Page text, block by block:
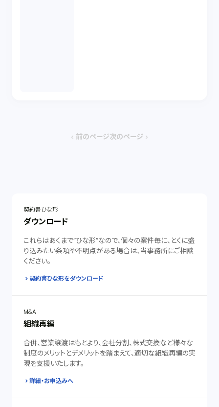
chevron_left 前のページ次のページ chevron_right
契約書ひな形
ダウンロード
これらはあくまで”ひな形”なので、個々の案件毎に、とくに盛
り込みたい条項や不明点がある場合は、当事務所にご相談
ください。
契約書ひな形をダウンロード
M&A
組織再編
合併、営業譲渡はもとより、会社分割、株式交換など様々な
制度のメリットとデメリットを踏まえて、適切な組織再編の実
現を支援いたします。
詳細・お申込みへ